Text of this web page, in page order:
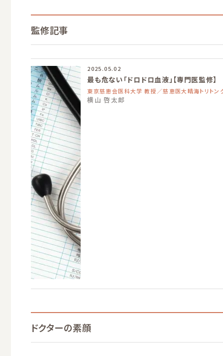
監修記事
2025.05.02
最も危ない「ドロドロ血液」【専門医監修】
東京慈恵会医科大学 教授／慈恵医大晴海トリト
横山 啓太郎
ドクターの素顔